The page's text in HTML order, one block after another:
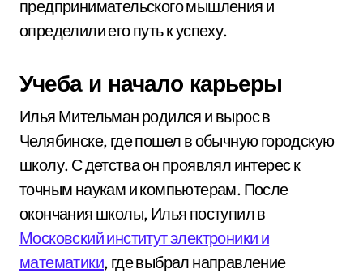
предпринимательского мышления и
определили его путь к успеху.
Учеба и начало карьеры
Илья Мительман родился и вырос в
Челябинске, где пошел в обычную городскую
школу. С детства он проявлял интерес к
точным наукам и компьютерам. После
окончания школы, Илья поступил в
Московский институт электроники и
математики, где выбрал направление